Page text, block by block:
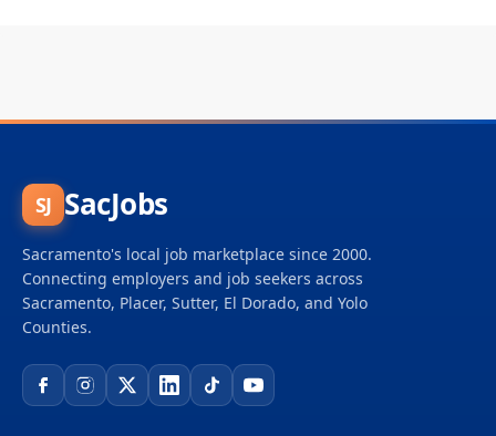
SJ SacJobs
Sacramento's local job marketplace since 2000.
Connecting employers and job seekers across
Sacramento, Placer, Sutter, El Dorado, and Yolo
Counties.